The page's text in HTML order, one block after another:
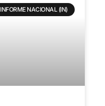
INFORME NACIONAL (IN)